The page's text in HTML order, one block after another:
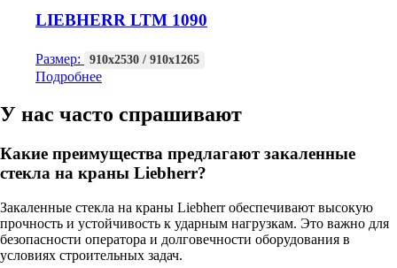
LIEBHERR LTM 1090
Размер: 910х2530 / 910х1265
Подробнее
У нас часто спрашивают
Какие преимущества предлагают закаленные
стекла на краны Liebherr?
Закаленные стекла на краны Liebherr обеспечивают высокую
прочность и устойчивость к ударным нагрузкам. Это важно для
безопасности оператора и долговечности оборудования в
условиях строительных задач.